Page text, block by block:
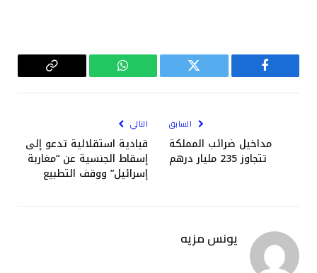
فيسبوك تويتر واتساب
Copy
السابق
مداخيل ضرائب المملكة
تتجاوز 235 مليار درهم
التالي
قيادية استقلالية تدعو إلى
إسقاط الجنسية عن “مغاربة
إسرائيل” ووقف التطبيع
يونس مزيه